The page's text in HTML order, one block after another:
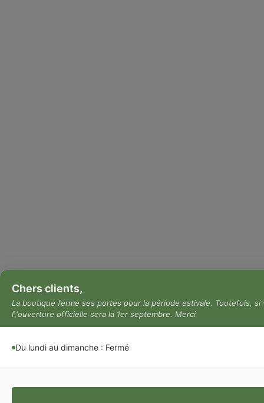
Chers clients,
La boutique ferme ses portes pour la période estivale. Toutefois,
l\'ouverture officielle sera la 1er septembre. Merci
Du lundi au dimanche : Fermé